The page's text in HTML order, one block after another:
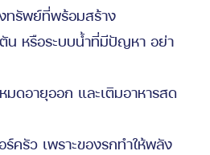
รัพย์ที่พร้อมสร้าง
น หรือระบบน้ำที่มีปัญหา อย่า
มดอายุออก และเติมอาหารสด
ครัว เพราะของรกทำให้พลัง